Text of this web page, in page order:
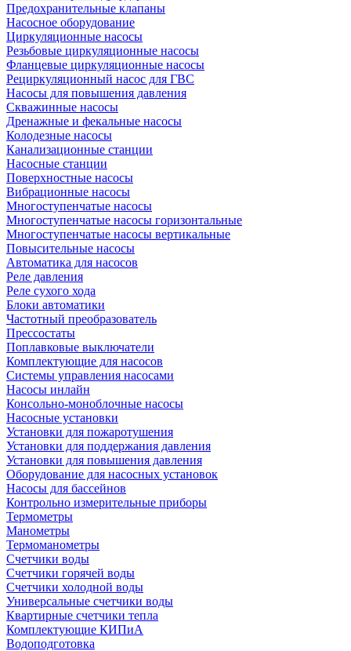
Предохранительные клапаны
Насосное оборудование
Циркуляционные насосы
Резьбовые циркуляционные насосы
Фланцевые циркуляционные насосы
Рециркуляционный насос для ГВС
Насосы для повышения давления
Скважинные насосы
Дренажные и фекальные насосы
Колодезные насосы
Канализационные станции
Насосные станции
Поверхностные насосы
Вибрационные насосы
Многоступенчатые насосы
Многоступенчатые насосы горизонтальные
Многоступенчатые насосы вертикальные
Повысительные насосы
Автоматика для насосов
Реле давления
Реле сухого хода
Блоки автоматики
Частотный преобразователь
Прессостаты
Поплавковые выключатели
Комплектующие для насосов
Системы управления насосами
Насосы инлайн
Консольно-моноблочные насосы
Насосные установки
Установки для пожаротушения
Установки для поддержания давления
Установки для повышения давления
Оборудование для насосных установок
Насосы для бассейнов
Контрольно измерительные приборы
Термометры
Манометры
Термоманометры
Счетчики воды
Счетчики горячей воды
Счетчики холодной воды
Универсальные счетчики воды
Квартирные счетчики тепла
Комплектующие КИПиА
Водоподготовка